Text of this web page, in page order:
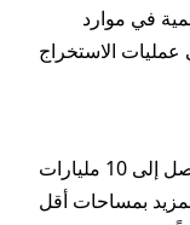
في موارد
عمليات الاستخراج
فرض النمو السكاني العالمي، المتوقع أن يصل إلى 10 مليارات
إنتاج المزيد بمساحات أقل